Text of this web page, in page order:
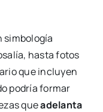
simbología
hasta fotos
que incluyen
podría formar
queadelanta